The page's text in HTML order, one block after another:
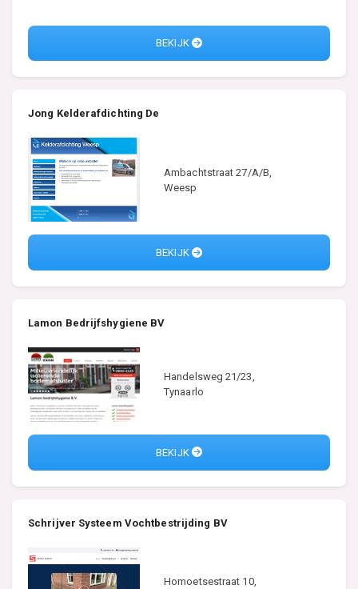
BEKIJK
Jong Kelderafdichting De
Ambachtstraat 27/A/B,
Weesp
BEKIJK
Lamon Bedrijfshygiene BV
Handelsweg 21/23,
Tynaarlo
BEKIJK
Schrijver Systeem Vochtbestrijding BV
Homoetsestraat 10,